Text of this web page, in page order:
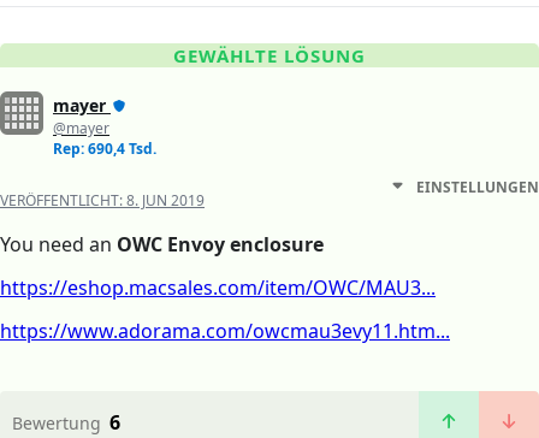
GEWÄHLTE LÖSUNG
mayer
@mayer
Rep: 690,4 Tsd.
VERÖFFENTLICHT:8. JUN 2019
EINSTELLUNGEN
You need an OWC Envoy enclosure
https://eshop.macsales.com/item/OWC/MAU3...
https://www.adorama.com/owcmau3evy11.htm...
Bewertung 6